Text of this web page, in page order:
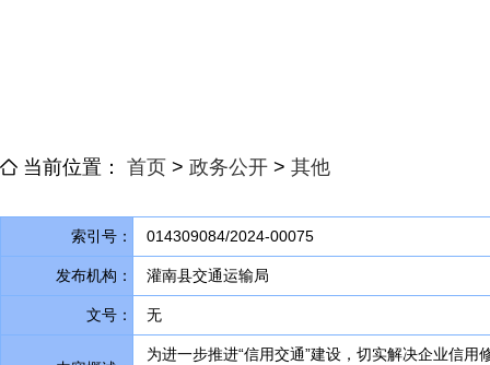
当前位置： 首页 > 政务公开 > 其他
索引号： 014309084/2024-00075
发布机构： 灌南县交通运输局
文号： 无
为进一步推进“信用交通”建设， 切实解决企业信用